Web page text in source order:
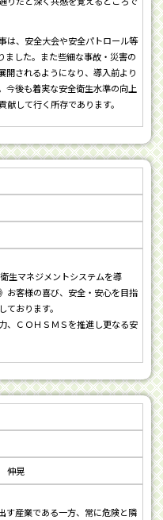
は、安全大会や安全パトロール等
ました。また些細な事故・災害の
開されるようになり、導入前より
今後も着実な安全衛生水準の向上
して行く所存であります。
生マネジメントシステムを導
お客様の喜び、安全・安心を目指
おります。
、ＣＯＨＳＭＳを推進し更なる安
伸晃
す産業である一方、常に危険と隣